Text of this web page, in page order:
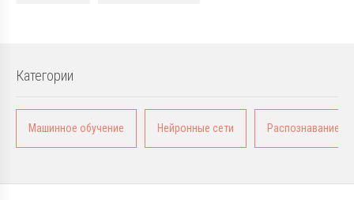
Категории
Машинное обучение Нейронные сети Распознавание